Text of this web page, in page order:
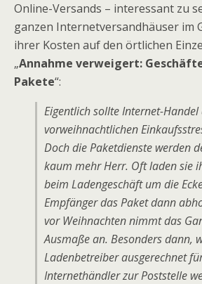
Online-Versands – interessant zu
ganzen Internetversandhäuser im
ihrer Kosten auf den örtlichen
„Annahme verweigert:
Pakete“:
Eigentlich sollte Internet-Handel
vorweihnachtlichen
Doch die Paketdienste werden
kaum mehr Herr. Oft laden sie
beim Ladengeschäft um die
Empfänger das Paket dann
vor Weihnachten nimmt das
Ausmaße an. Besonders dann,
Ladenbetreiber ausgerechnet
Internethändler zur Poststelle